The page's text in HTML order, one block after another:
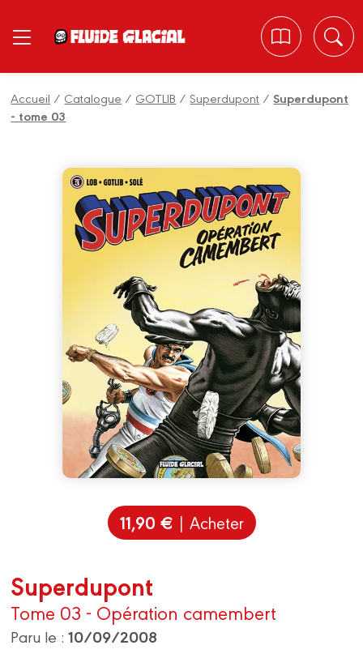
Accueil / Catalogue / GOTLIB /Superdupont /Superdupont
- tome 03
11,90 € | Acheter
Superdupont
Tome 03 - Opération camembert
Paru le :10/09/2008